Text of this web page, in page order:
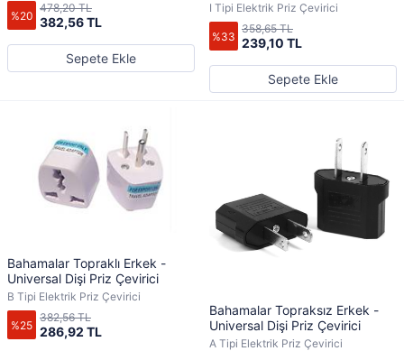
%20 382,56 TL
478,20 TL
Sepete Ekle
I Tipi Elektrik Priz Çevirici
%33 239,10 TL
358,65 TL
Sepete Ekle
Bahamalar Topraklı Erkek -
Universal Dişi Priz Çevirici
B Tipi Elektrik Priz Çevirici
%25 286,92 TL
382,56 TL
Bahamalar Topraksız Erkek -
Universal Dişi Priz Çevirici
A Tipi Elektrik Priz Çevirici